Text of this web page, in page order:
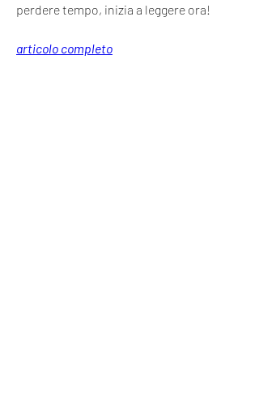
perdere tempo, inizia a leggere ora!
articolo completo